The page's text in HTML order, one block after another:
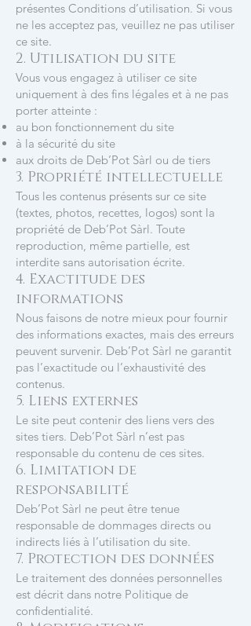
présentes Conditions d’utilisation. Si vous
ne les acceptez pas, veuillez ne pas utiliser
ce site.
2. Utilisation du site
Vous vous engagez à utiliser ce site
uniquement à des fins légales et à ne pas
porter atteinte :
au bon fonctionnement du site
à la sécurité du site
aux droits de Deb’Pot Sàrl ou de tiers
3. Propriété intellectuelle
Tous les contenus présents sur ce site
(textes, photos, recettes, logos) sont la
propriété de Deb’Pot Sàrl. Toute
reproduction, même partielle, est
interdite sans autorisation écrite.
4. Exactitude des
informations
Nous faisons de notre mieux pour fournir
des informations exactes, mais des erreurs
peuvent survenir. Deb’Pot Sàrl ne garantit
pas l’exactitude ou l’exhaustivité des
contenus.
5. Liens externes
Le site peut contenir des liens vers des
sites tiers. Deb’Pot Sàrl n’est pas
responsable du contenu de ces sites.
6. Limitation de
responsabilité
Deb’Pot Sàrl ne peut être tenue
responsable de dommages directs ou
indirects liés à l’utilisation du site.
7. Protection des données
Le traitement des données personnelles
est décrit dans notre Politique de
confidentialité.